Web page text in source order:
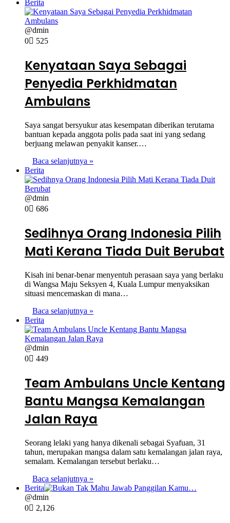
Berita
@dmin
0
525
Kenyataan Saya Sebagai
Penyedia Perkhidmatan
Ambulans
Saya sangat bersyukur atas kesempatan diberikan terutama
bantuan kepada anggota polis pada saat ini yang sedang
berjuang melawan penyakit kanser.…
Baca selanjutnya »
Berita
@dmin
0
686
Sedihnya Orang Indonesia Pilih
Mati Kerana Tiada Duit Berubat
Kisah ini benar-benar menyentuh perasaan saya yang berlaku
di Wangsa Maju Seksyen 4, Kuala Lumpur menyaksikan
situasi mencemaskan di mana…
Baca selanjutnya »
Berita
@dmin
0
449
Team Ambulans Uncle Kentang
Bantu Mangsa Kemalangan
Jalan Raya
Seorang lelaki yang hanya dikenali sebagai Syafuan, 31
tahun, merupakan mangsa dalam satu kemalangan jalan raya,
semalam. Kemalangan tersebut berlaku…
Baca selanjutnya »
Berita
@dmin
0
2,126